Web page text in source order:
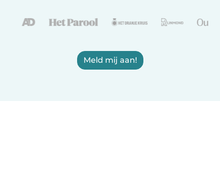
Meld mij aan!